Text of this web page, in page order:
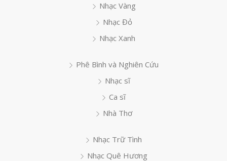
Nhạc Vàng
Nhạc Đỏ
Nhạc Xanh
Phê Bình và Nghiên Cứu
Nhạc sĩ
Ca sĩ
Nhà Thơ
Nhạc Trữ Tình
Nhạc Quê Hương